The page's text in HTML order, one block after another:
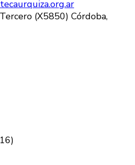
(X5850) Córdoba,